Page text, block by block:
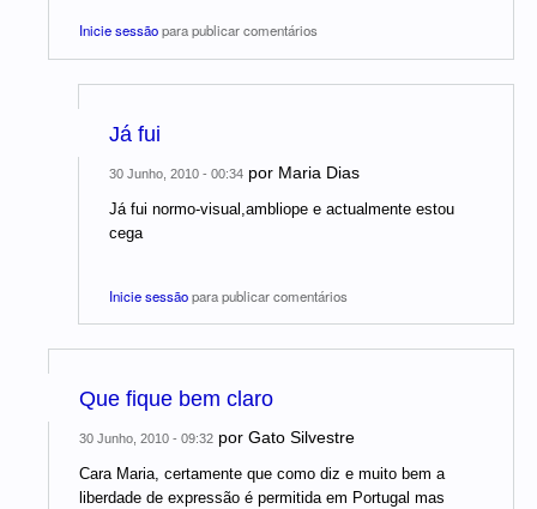
Inicie sessãopara publicar comentários
Já fui
30 Junho, 2010 - 00:34 por Maria Dias
Já fui normo-visual,ambliope e actualmente estou
cega
Inicie sessãopara publicar comentários
Que fique bem claro
30 Junho, 2010 - 09:32 por Gato Silvestre
Cara Maria, certamente que como diz e muito bem a
liberdade de expressão é permitida em Portugal mas